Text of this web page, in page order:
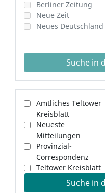
Berliner Zeitung
Neue Zeit
Neues Deutschland
Suche in
Amtliches Teltower
Kreisblatt
Neueste
Mitteilungen
Provinzial-
Correspondenz
Teltower Kreisblatt
Suche in